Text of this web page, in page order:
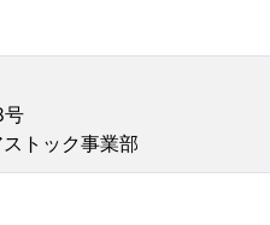
号
トック事業部